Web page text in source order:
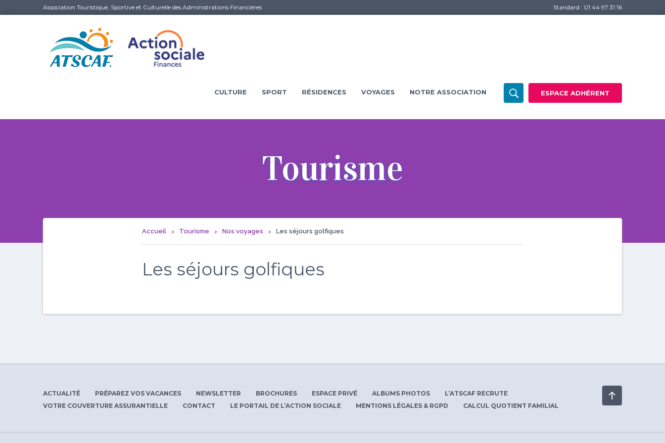
Association Touristique, Sportive et Culturelle des Administrations Financières Standard : 01 44 97 31 16
CULTURE SPORT RÉSIDENCES VOYAGES NOTRE ASSOCIATION ESPACE ADHÉRENT
Tourisme
Accueil Tourisme Nos voyages Les séjours golfiques
Les séjours golfiques
ACTUALITÉ PRÉPAREZ VOS VACANCES NEWSLETTER BROCHURES ESPACE PRIVÉ ALBUMS PHOTOS
L’ATSCAF RECRUTE
VOTRE COUVERTURE ASSURANTIELLE
CONTACT LE PORTAIL DE L’ACTION SOCIALE MENTIONS LÉGALES & RGPD CALCUL QUOTIENT FAMILIAL